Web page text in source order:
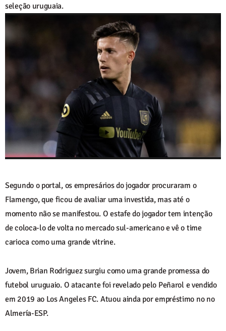
seleção uruguaia.
Segundo o portal, os empresários do jogador procuraram o
Flamengo, que ficou de avaliar uma investida, mas até o
momento não se manifestou. O estafe do jogador tem intenção
de coloca-lo de volta no mercado sul-americano e vê o time
carioca como uma grande vitrine.
Jovem, Brian Rodriguez surgiu como uma grande promessa do
futebol uruguaio. O atacante foi revelado pelo Peñarol e vendido
em 2019 ao Los Angeles FC. Atuou ainda por empréstimo no no
Almería-ESP.